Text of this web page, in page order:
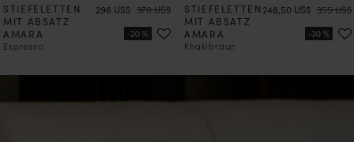
STIEFELETTEN
MIT ABSATZ
AMARA
Espresso
Preis
296 US$ Preis
370 US$
STIEFELETTEN
MIT ABSATZ
AMARA
Khakibraun
Preis
248,50 US$ Preis
355 US$